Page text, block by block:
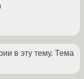
в эту тему. Тема